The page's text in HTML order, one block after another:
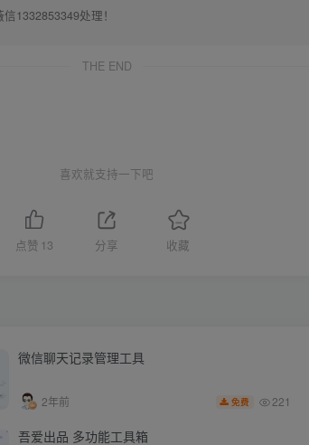
1332853349处理！
THE END
喜欢就支持一下吧
点赞 13 分享 收藏
微信聊天记录管理工具
2年前 免费 221
吾爱出品 多功能工具箱